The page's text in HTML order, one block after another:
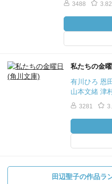
3488 3.82
私たちの金
有川ひろ 恩
山本文緒 津
3281
田辺聖子の作品ラ